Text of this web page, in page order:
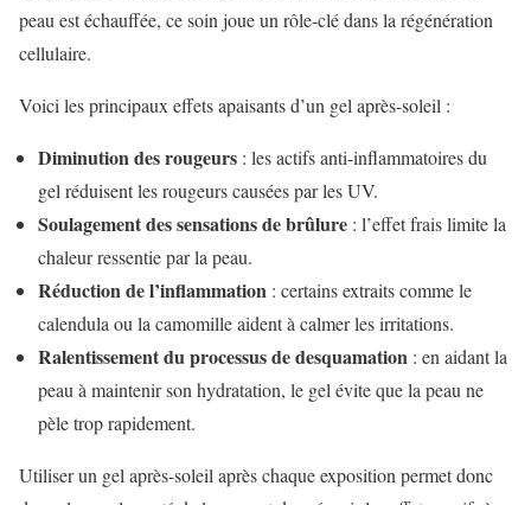
peau est échauffée, ce soin joue un rôle-clé dans la régénération
cellulaire.
Voici les principaux effets apaisants d’un gel après-soleil :
Diminution des rougeurs : les actifs anti-inflammatoires du
gel réduisent les rougeurs causées par les UV.
Soulagement des sensations de brûlure : l’effet frais limite la
chaleur ressentie par la peau.
Réduction de l’inflammation : certains extraits comme le
calendula ou la camomille aident à calmer les irritations.
Ralentissement du processus de desquamation : en aidant la
peau à maintenir son hydratation, le gel évite que la peau ne
pèle trop rapidement.
Utiliser un gel après-soleil après chaque exposition permet donc